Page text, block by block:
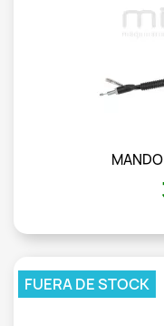
FUERA DE STOCK